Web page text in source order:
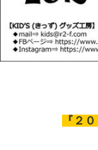
『２